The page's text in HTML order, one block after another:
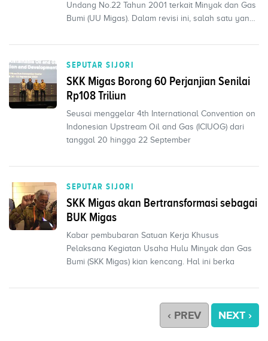
Undang No.22 Tahun 2001 terkait Minyak dan Gas
Bumi (UU Migas). Dalam revisi ini, salah satu yang
SEPUTAR SIJORI
SKK Migas Borong 60 Perjanjian Senilai
Rp108 Triliun
Seusai menggelar 4th International Convention on
Indonesian Upstream Oil and Gas (ICIUOG) dari
tanggal 20 hingga 22 September
SEPUTAR SIJORI
SKK Migas akan Bertransformasi sebagai
BUK Migas
Kabar pembubaran Satuan Kerja Khusus
Pelaksana Kegiatan Usaha Hulu Minyak dan Gas
Bumi (SKK Migas) kian kencang. Hal ini berka
‹ PREV NEXT ›